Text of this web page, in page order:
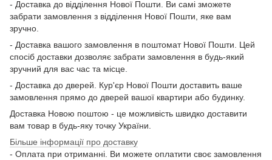
- Доставка до відділення Нової Пошти. Ви самі зможете
забрати замовлення з відділення Нової Пошти, яке вам
зручно.
- Доставка вашого замовлення в поштомат Нової Пошти. Цей
спосіб доставки дозволяє забрати замовлення в будь-який
зручний для вас час та місце.
- Доставка до дверей. Кур'єр Нової Пошти доставить ваше
замовлення прямо до дверей вашої квартири або будинку.
Доставка Новою поштою - це можливість швидко доставити
вам товар в будь-яку точку України.
Більше інформації про доставку
- Оплата при отриманні. Ви можете оплатити своє замовлення